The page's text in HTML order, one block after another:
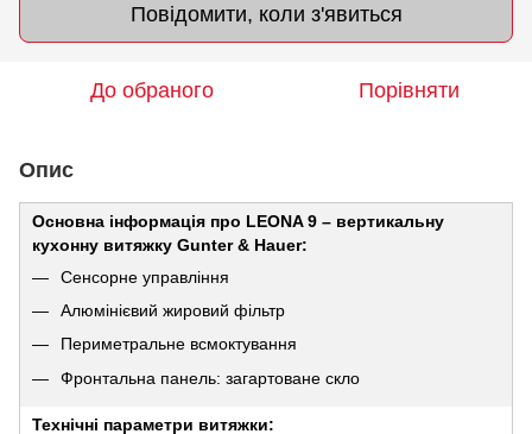
Повідомити, коли з'явиться
До обраного Порівняти
Опис
Основна інформація про LEONA 9 – вертикальну
кухонну витяжку Gunter & Hauer:
Сенсорне управління
Алюмінієвий жировий фільтр
Периметральне всмоктування
Фронтальна панель: загартоване скло
Технічні параметри витяжки: